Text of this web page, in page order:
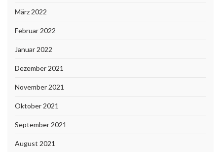
März 2022
Februar 2022
Januar 2022
Dezember 2021
November 2021
Oktober 2021
September 2021
August 2021